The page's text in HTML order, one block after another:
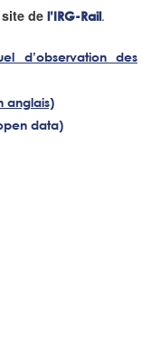
de l’IRG-Rail .
d’observation des
anglais)
data)